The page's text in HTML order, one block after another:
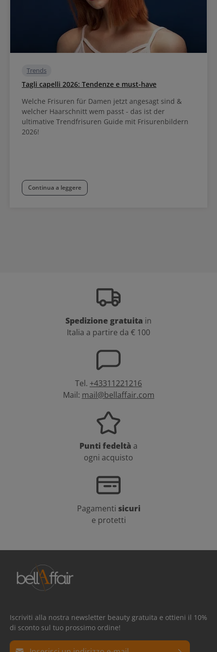
Trends
Tagli capelli 2026: Tendenze e must-have
Welche Frisuren für Damen jetzt angesagt sind &
welcher Haarschnitt wem passt - das ist der
ultimative Trendfrisuren Guide mit Frisurenbildern
2026!
Continua a leggere
Spedizione gratuita in
Italia a partire da € 100
Tel. +43311221216
Mail: mail@bellaffair.com
Punti fedeltà a
ogni acquisto
Pagamenti sicuri
e protetti
Iscriviti alla nostra newsletter beauty gratuita e ottieni il 10%
di sconto sul tuo prossimo ordine!
Indirizzo e-mail*